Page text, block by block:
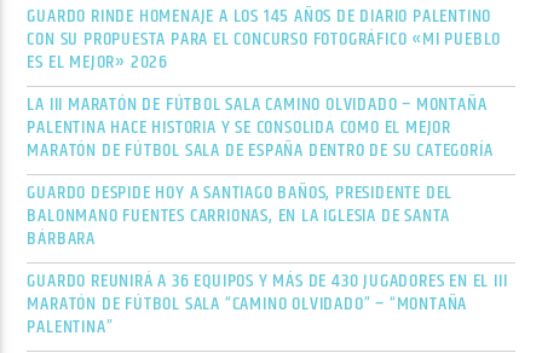
GUARDO RINDE HOMENAJE A LOS 145 AÑOS DE DIARIO PALENTINO
CON SU PROPUESTA PARA EL CONCURSO FOTOGRÁFICO «MI PUEBLO
ES EL MEJOR» 2026
LA III MARATÓN DE FÚTBOL SALA CAMINO OLVIDADO – MONTAÑA
PALENTINA HACE HISTORIA Y SE CONSOLIDA COMO EL MEJOR
MARATÓN DE FÚTBOL SALA DE ESPAÑA DENTRO DE SU CATEGORÍA
GUARDO DESPIDE HOY A SANTIAGO BAÑOS, PRESIDENTE DEL
BALONMANO FUENTES CARRIONAS, EN LA IGLESIA DE SANTA
BÁRBARA
GUARDO REUNIRÁ A 36 EQUIPOS Y MÁS DE 430 JUGADORES EN EL III
MARATÓN DE FÚTBOL SALA “CAMINO OLVIDADO” – “MONTAÑA
PALENTINA”